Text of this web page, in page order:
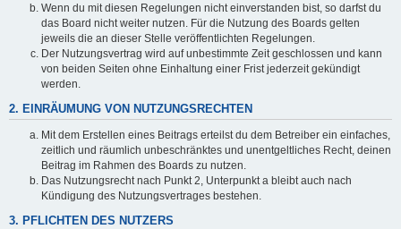
Wenn du mit diesen Regelungen nicht einverstanden bist, so darfst du
das Board nicht weiter nutzen. Für die Nutzung des Boards gelten
jeweils die an dieser Stelle veröffentlichten Regelungen.
Der Nutzungsvertrag wird auf unbestimmte Zeit geschlossen und kann
von beiden Seiten ohne Einhaltung einer Frist jederzeit gekündigt
werden.
2. EINRÄUMUNG VON NUTZUNGSRECHTEN
Mit dem Erstellen eines Beitrags erteilst du dem Betreiber ein einfaches,
zeitlich und räumlich unbeschränktes und unentgeltliches Recht, deinen
Beitrag im Rahmen des Boards zu nutzen.
Das Nutzungsrecht nach Punkt 2, Unterpunkt a bleibt auch nach
Kündigung des Nutzungsvertrages bestehen.
3. PFLICHTEN DES NUTZERS